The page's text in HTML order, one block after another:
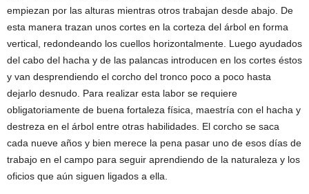
empiezan por las alturas mientras otros trabajan desde abajo. De
esta manera trazan unos cortes en la corteza del árbol en forma
vertical, redondeando los cuellos horizontalmente. Luego ayudados
del cabo del hacha y de las palancas introducen en los cortes éstos
y van desprendiendo el corcho del tronco poco a poco hasta
dejarlo desnudo. Para realizar esta labor se requiere
obligatoriamente de buena fortaleza física, maestría con el hacha y
destreza en el árbol entre otras habilidades. El corcho se saca
cada nueve años y bien merece la pena pasar uno de esos días de
trabajo en el campo para seguir aprendiendo de la naturaleza y los
oficios que aún siguen ligados a ella.